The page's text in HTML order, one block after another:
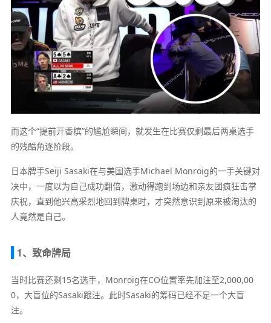
而这个“提前开香槟”的尴尬瞬间，就发生在比赛仅剩最后两桌选手
的残酷角逐阶段。
日本牌手Seiji Sasaki在与美国选手Michael Monroig的一手关键对
决中，一度以为自己成功翻倍，激动得跑到场边和亲友团疯狂击掌
庆祝，直到他兴高采烈地回到牌桌时，才突然意识到原来被淘汰的
人竟然是自己。
1、致命牌局
当时比赛还剩15名选手，Monroig在CO位置率先加注至2,000,00
0，大盲位的Sasaki跟注。此时Sasaki的筹码已经不足一个大盲
注。